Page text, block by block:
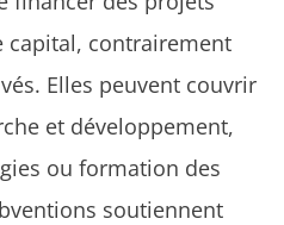
capital, contrairement
Elles peuvent couvrir
et développement,
ou formation des
soutiennent